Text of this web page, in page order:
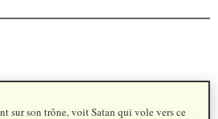
sur son trône, voit Satan qui vole vers ce